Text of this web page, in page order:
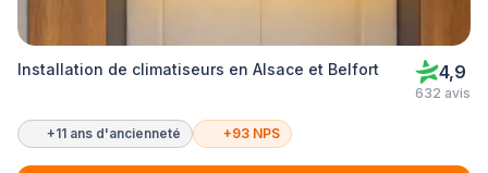
Installation de climatiseurs en Alsace et Belfort 4,9
632 avis
+11 ans d'ancienneté +93 NPS